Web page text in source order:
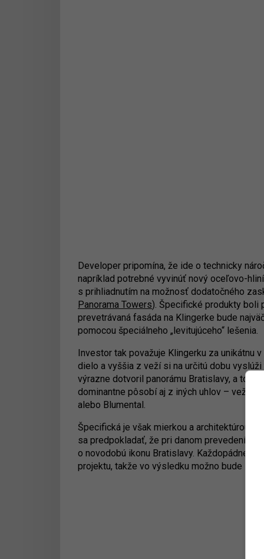
Developer pripomína, že ide o technicky
napríklad potrebné vyvinúť nový oceľovo-
s prihliadnutím na možnosť dodatočného
Panorama Towers). Špecifické produkty boli
prevetrávaná fasáda na Klingerke bude
pomocou špeciálneho „levitujúceho“ lešenia.
Investor tak považuje Klingerku za unikátnu
dielo a vyššia z veží si na určitú dobu
výrazne dotvoril panorámu Bratislavy, a to
dominantne pôsobí aj z iných uhlov – veža
alebo Blumental.
Špecifická je však mierkou a architektúrou.
sa predpokladať, že pri danom prevedení aj
o novodobú ikonu Bratislavy. Každopádne,
projektu, takže vo výsledku možno bude